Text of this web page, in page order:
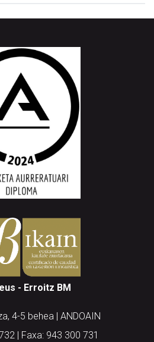
- Erroitz BM
4-5 behea | ANDOAIN
| Faxa: 943 300 731